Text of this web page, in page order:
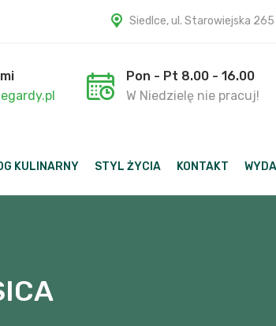
Siedlce, ul. Starowiejska 265
Pon - Pt 8.00 - 16.00
W Niedzielę nie pracuj!
KULINARNY STYL ŻYCIA KONTAKT